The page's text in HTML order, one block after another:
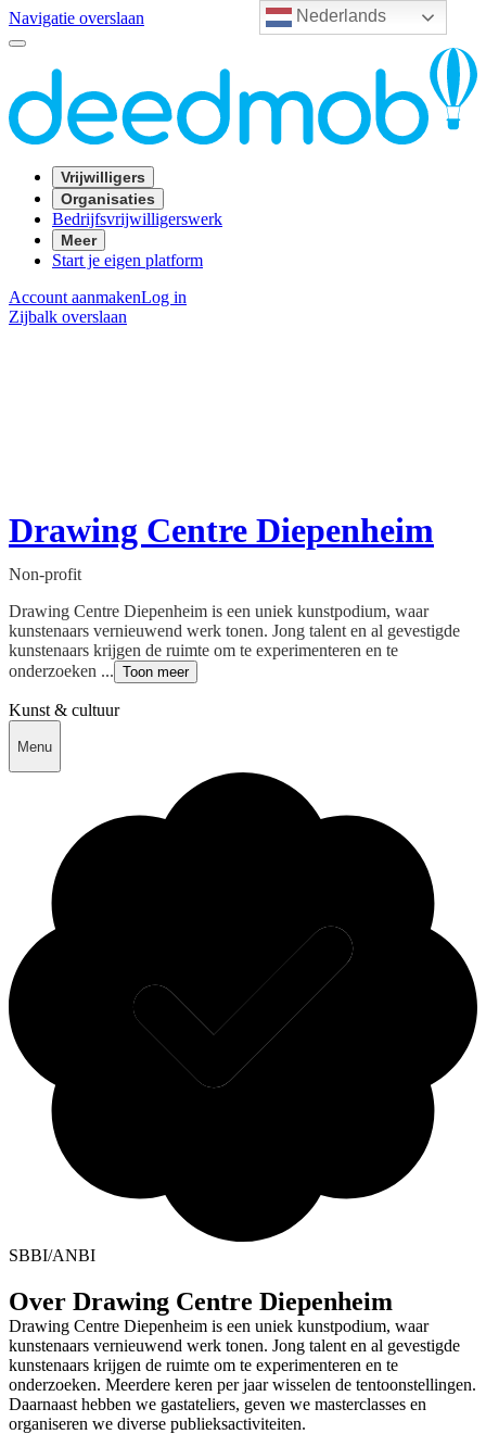
Nederlands
Navigatie overslaan
Vrijwilligers
Organisaties
Bedrijfsvrijwilligerswerk
Meer
Start je eigen platform
Account aanmakenLog in
Zijbalk overslaan
Drawing Centre Diepenheim
Non-profit
Drawing Centre Diepenheim is een uniek kunstpodium, waar
kunstenaars vernieuwend werk tonen. Jong talent en al gevestigde
kunstenaars krijgen de ruimte om te experimenteren en te
onderzoeken ... Toon meer
Kunst & cultuur
Menu
SBBI/ANBI
Over Drawing Centre Diepenheim
Drawing Centre Diepenheim is een uniek kunstpodium, waar
kunstenaars vernieuwend werk tonen. Jong talent en al gevestigde
kunstenaars krijgen de ruimte om te experimenteren en te
onderzoeken. Meerdere keren per jaar wisselen de tentoonstellingen.
Daarnaast hebben we gastateliers, geven we masterclasses en
organiseren we diverse publieksactiviteiten.